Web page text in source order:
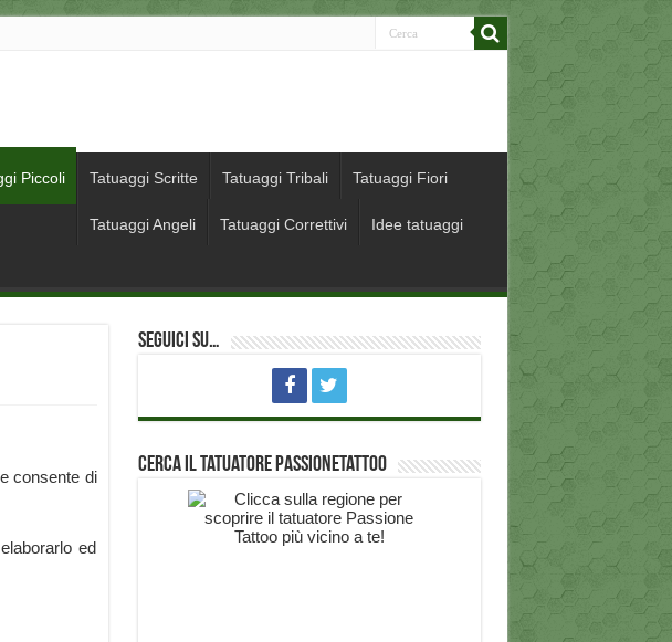
Piccoli Tatuaggi Scritte Tatuaggi Tribali Tatuaggi Fiori
Tatuaggi Angeli Tatuaggi Correttivi Idee tatuaggi
consente di
ed
Seguici su…
Cerca il Tatuatore PassioneTattoo